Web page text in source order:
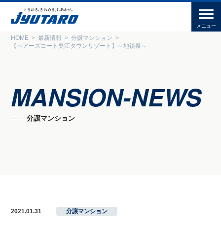
HOME 最新情報
分譲マンション
【ベアーズコート桑江タウンリゾート】～地鎮祭～
MANSION-NEWS
分譲マンション
2021.01.31 分譲マンション